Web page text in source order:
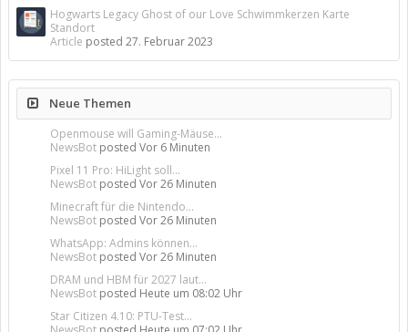
Hogwarts Legacy Ghost of our Love Schwimmkerzen Karte
Standort
Article posted 27. Februar 2023
Neue Themen
Openmouse will Gaming-Mäuse...
NewsBot posted Vor 6 Minuten
Pixel 11 Pro: HiLight soll...
NewsBot posted Vor 26 Minuten
Minecraft für die Nintendo...
NewsBot posted Vor 26 Minuten
WhatsApp: Admins können...
NewsBot posted Vor 26 Minuten
DRAM und HBM für 2027 laut...
NewsBot posted Heute um 08:02 Uhr
Star Citizen 4.10: PTU-Test...